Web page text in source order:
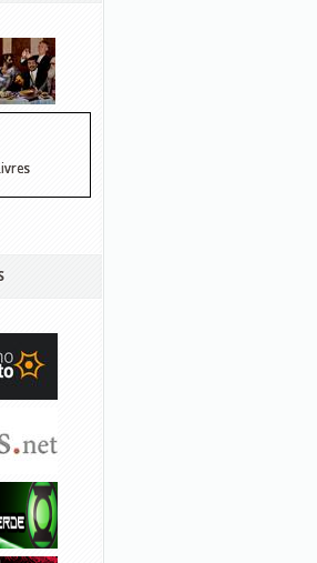
AAAAAAAAAFk/u8d6kvYMhVc/